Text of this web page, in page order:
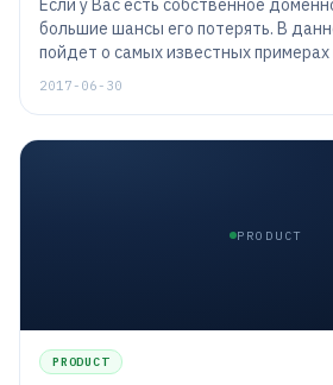
Если у Вас есть собственное
большие шансы его потерять. В
пойдет о самых известных примерах
доменов. Кроме того, Вы узнаете: как
быть перерегистрирован кем-то
2017-06-30
PRODUCT
PRODUCT